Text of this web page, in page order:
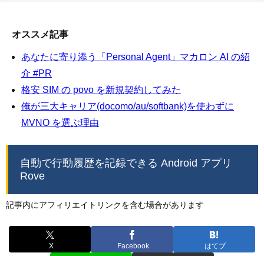
オススメ記事
あなたに寄り添う「Personal Agent」マカロン AI の紹
介 #PR
格安 SIM の povo を新規契約してみた
俺が三大キャリア(docomo/au/softbank)を使わずに
MVNO を選ぶ理由
自動で行動履歴を記録できる Android アプリ
Rove
記事内にアフィリエイトリンクを含む場合があります
X Facebook はてブ